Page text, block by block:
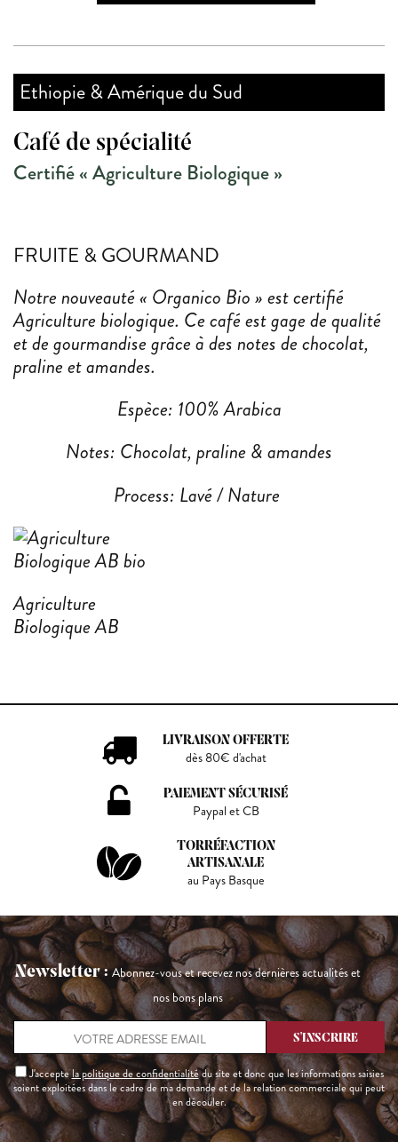
Ethiopie & Amérique du Sud
Café de spécialité
Certifié « Agriculture Biologique »
FRUITE & GOURMAND
Notre nouveauté « Organico Bio » est certifié
Agriculture biologique. Ce café est gage de qualité
et de gourmandise grâce à des notes de chocolat,
praline et amandes.
Espèce: 100% Arabica
Notes: Chocolat, praline & amandes
Process: Lavé / Nature
Agriculture
Biologique AB
LIVRAISON OFFERTE
dès 80€ d'achat
PAIEMENT SÉCURISÉ
Paypal et CB
TORRÉFACTION
ARTISANALE
au Pays Basque
Newsletter :Abonnez-vous et recevez nos dernières actualités et
nos bons plans
J'acceptela politique de confidentialitédu site et donc que les informations saisies
soient exploitées dans le cadre de ma demande et de la relation commerciale qui peut
en découler.